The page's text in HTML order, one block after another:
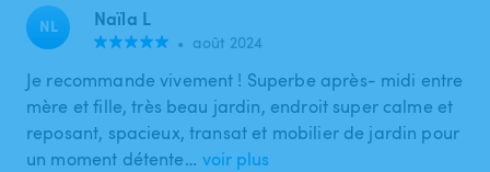
NL Naïla L
• août 2024
Je recommande vivement ! Superbe après- midi entre
mère et fille, très beau jardin, endroit super calme et
reposant, spacieux, transat et mobilier de jardin pour
un moment détente… voir plus